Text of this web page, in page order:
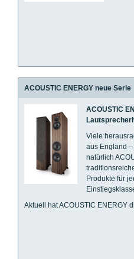
ACOUSTIC ENERGY neue Serie
ACOUSTIC
Viele
aus England
natürlich
Produkte für
Aktuell hat ACOUSTIC ENERGY